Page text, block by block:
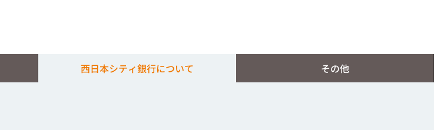
西日本シティ銀行について その他